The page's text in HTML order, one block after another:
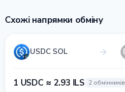
Схожі напрямки обміну
USDC SOL
1 USDC ≈ 2.93 ILS 2 обмінників